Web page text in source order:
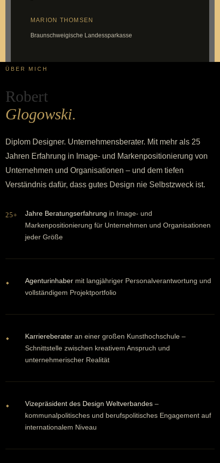
MARION THOMSEN
Braunschweigische Landessparkasse
ÜBER MICH
Robert
Glogowski.
Diplom Designer. Unternehmensberater. Mit mehr als 25
Jahren Erfahrung in Image- und Markenpositionierung von
Unternehmen und Organisationen – und dem tiefen
Verständnis dafür, dass gutes Design nie Selbstzweck ist.
25+ Jahre Beratungserfahrung in Image- und
Markenpositionierung für Unternehmen und Organisationen
jeder Größe
⬥ Agenturinhaber mit langjähriger Personalverantwortung und
vollständigem Projektportfolio
⬥ Karriereberater an einer großen Kunsthochschule –
Schnittstelle zwischen kreativem Anspruch und
unternehmerischer Realität
⬥ Vizepräsident des Design Weltverbandes –
kommunalpolitisches und berufspolitisches Engagement auf
internationalem Niveau